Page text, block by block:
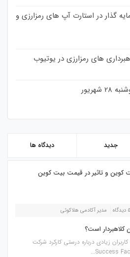
گذار در استارت‌ آپ‌ های رمزارزی و
های رمزارزی در یوتیوب
جدید دیدگاه ها
کوین و تاثیر در قیمت بیت کوین
مدیر آکادمی هلاکوئی
کلاهبردار است؟
کاربران زیادی درباره درستی کارکرد شرکت
Success